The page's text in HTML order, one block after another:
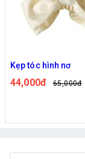
Kẹp tóc hình nơ
44,000đ 65,000đ